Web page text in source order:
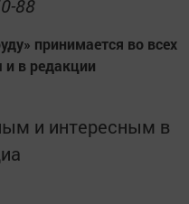
88
принимается во всех
и в редакции
и интересным в